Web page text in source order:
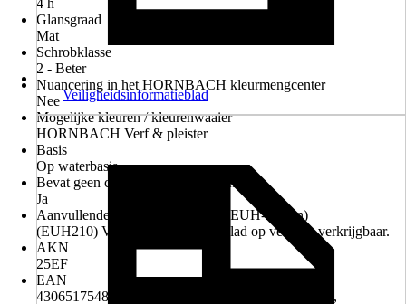
4 h
Glansgraad
Mat
Schrobklasse
2 - Beter
Nuancering in het HORNBACH kleurmengcenter
Nee
Mogelijke kleuren / kleurenwaaier
HORNBACH Verf & pleister
Basis
Op waterbasis
Bevat geen conserveringsmiddelen
Ja
Aanvullende gevarenkenmerken (EUH-zinnen)
(EUH210) Veiligheidsinformatieblad op verzoek verkrijgbaar.
AKN
25EF
EAN
4306517548049, 4306517949464, 4306517949518,
Veiligheidsinformatieblad